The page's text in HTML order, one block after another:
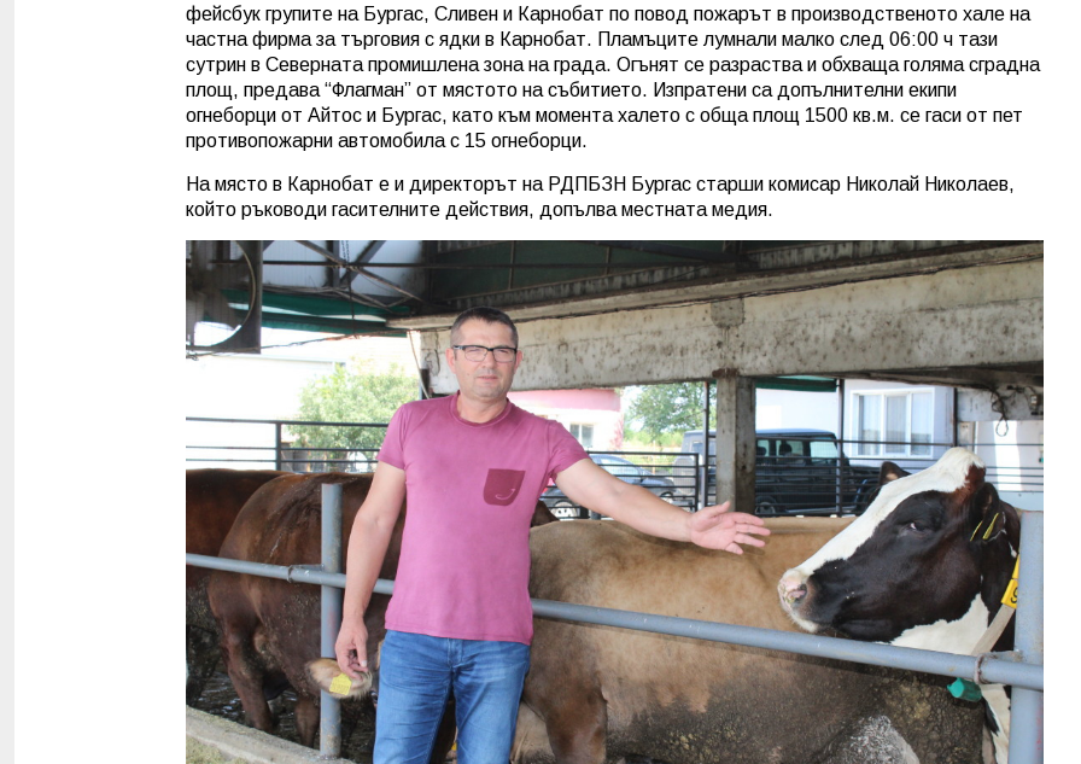
фейсбук групите на Бургас, Сливен и Карнобат по повод пожарът в производственото хале на
частна фирма за търговия с ядки в Карнобат. Пламъците лумнали малко след 06:00 ч тази
сутрин в Северната промишлена зона на града. Огънят се разраства и обхваща голяма сградна
площ, предава “Флагман” от мястото на събитието. Изпратени са допълнителни екипи
огнеборци от Айтос и Бургас, като към момента халето с обща площ 1500 кв.м. се гаси от пет
противопожарни автомобила с 15 огнеборци.
На място в Карнобат е и директорът на РДПБЗН Бургас старши комисар Николай Николаев,
който ръководи гасителните действия, допълва местната медия.